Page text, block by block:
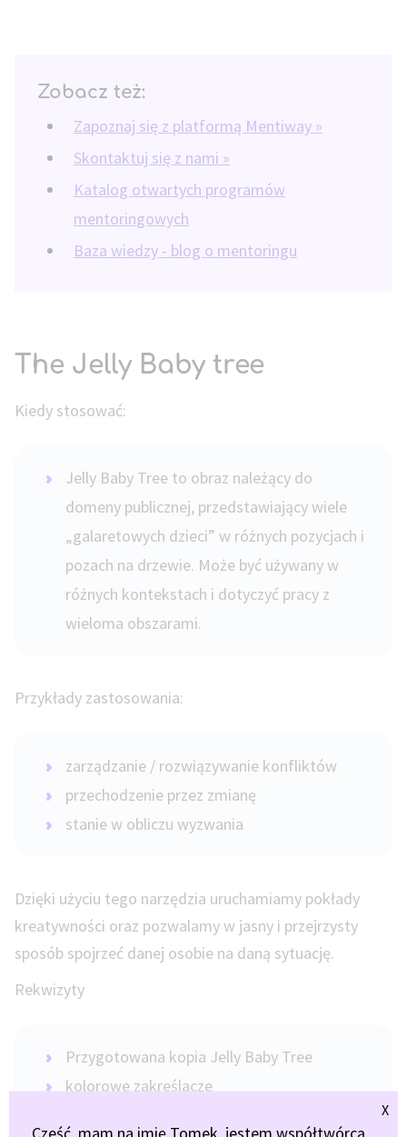
Zobacz też:
Zapoznaj się z platformą Mentiway »
Skontaktuj się z nami »
Katalog otwartych programów
mentoringowych
Baza wiedzy - blog o mentoringu
The Jelly Baby tree
Kiedy stosować:
Jelly Baby Tree to obraz należący do
domeny publicznej, przedstawiający wiele
„galaretowych dzieci” w różnych pozycjach i
pozach na drzewie. Może być używany w
różnych kontekstach i dotyczyć pracy z
wieloma obszarami.
Przykłady zastosowania:
zarządzanie / rozwiązywanie konfliktów
przechodzenie przez zmianę
stanie w obliczu wyzwania
Dzięki użyciu tego narzędzia uruchamiamy pokłady
kreatywności oraz pozwalamy w jasny i przejrzysty
sposób spojrzeć danej osobie na daną sytuację.
Rekwizyty
Przygotowana kopia Jelly Baby Tree
kolorowe zakreślacze
Cześć, mam na imię Tomek, jestem współtwórcą
X